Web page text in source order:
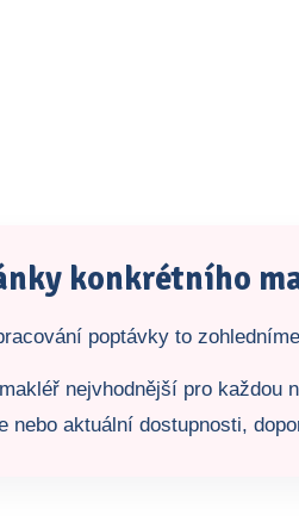
konkrétního
poptávky to
nejvhodnější pro každou
aktuální dostupnosti,